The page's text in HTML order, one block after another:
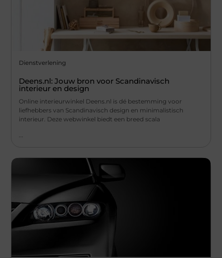
Dienstverlening
Deens.nl: Jouw bron voor Scandinavisch
interieur en design
Online interieurwinkel Deens.nl is dé bestemming voor
liefhebbers van Scandinavisch design en minimalistisch
interieur. Deze webwinkel biedt een breed scala